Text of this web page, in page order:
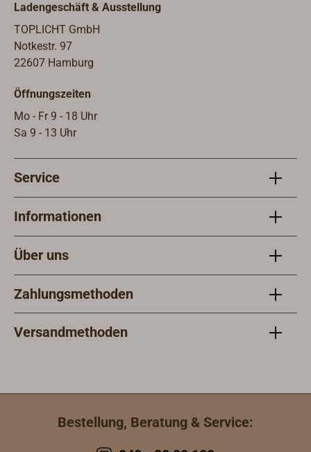
Ladengeschäft & Ausstellung
TOPLICHT GmbH
Notkestr. 97
22607 Hamburg
Öffnungszeiten
Mo - Fr 9 - 18 Uhr
Sa 9 - 13 Uhr
Service
Informationen
Über uns
Zahlungsmethoden
Versandmethoden
Bestellung, Beratung & Service: